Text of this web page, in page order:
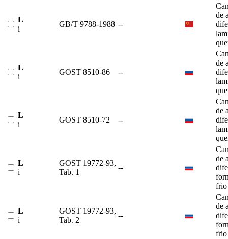
L
i
GB/T 9788-1988 --
de
L
i
GOST 8510-86 --
de
L
i
GOST 8510-72 --
de
L
i
GOST 19772-93,
Tab. 1
--
de
frio
L
i
GOST 19772-93,
Tab. 2
--
de
frio